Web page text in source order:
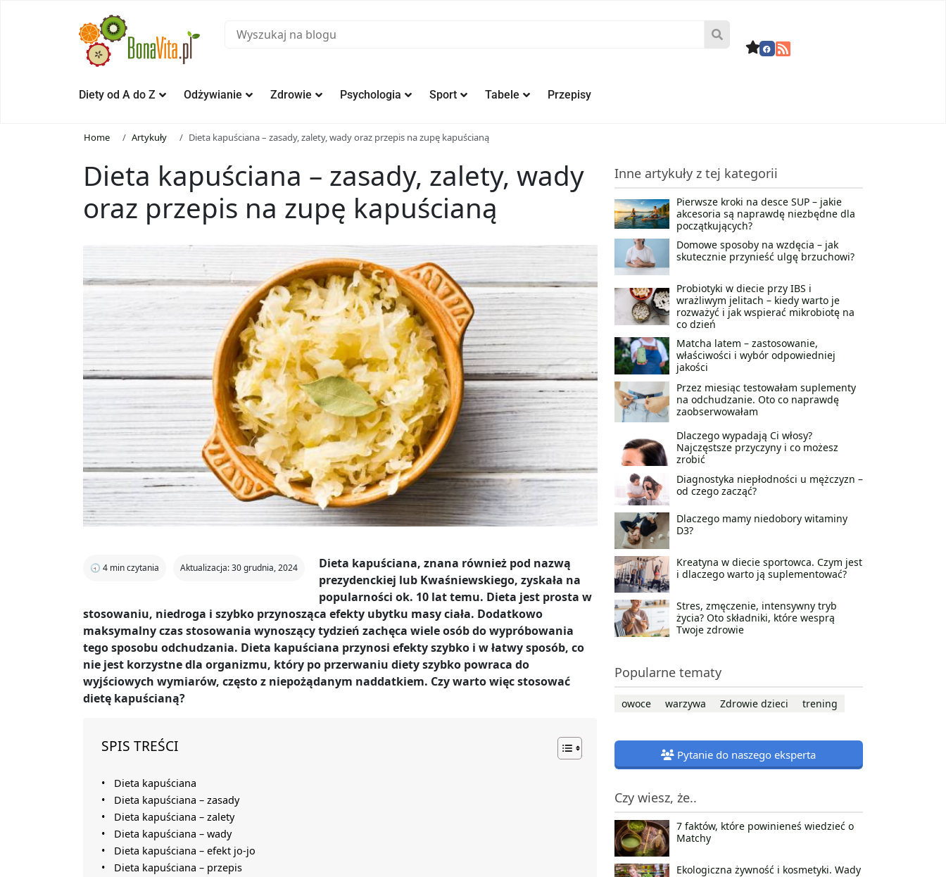
Diety od A do Z Odżywianie Zdrowie Psychologia Sport Tabele Przepisy
Home Artykuły Dieta kapuściana – zasady, zalety, wady oraz przepis na zupę kapuścianą
Dieta kapuściana – zasady, zalety, wady
oraz przepis na zupę kapuścianą
🕣 4 min czytania Aktualizacja: 30 grudnia, 2024
Dieta kapuściana, znana również pod nazwą
prezydenckiej lub Kwaśniewskiego, zyskała na
popularności ok. 10 lat temu. Dieta jest prosta w
stosowaniu, niedroga i szybko przynosząca efekty ubytku masy ciała. Dodatkowo
maksymalny czas stosowania wynoszący tydzień zachęca wiele osób do wypróbowania
tego sposobu odchudzania. Dieta kapuściana przynosi efekty szybko i w łatwy sposób, co
nie jest korzystne dla organizmu, który po przerwaniu diety szybko powraca do
wyjściowych wymiarów, często z niepożądanym naddatkiem. Czy warto więc stosować
dietę kapuścianą?
SPIS TREŚCI
Dieta kapuściana
Dieta kapuściana – zasady
Dieta kapuściana – zalety
Dieta kapuściana – wady
Dieta kapuściana – efekt jo-jo
Dieta kapuściana – przepis
Inne artykuły z tej kategorii
Pierwsze kroki na desce SUP – jakie
akcesoria są naprawdę niezbędne dla
początkujących?
Domowe sposoby na wzdęcia – jak
skutecznie przynieść ulgę brzuchowi?
Probiotyki w diecie przy IBS i
wrażliwym jelitach – kiedy warto je
rozważyć i jak wspierać mikrobiotę na
co dzień
Matcha latem – zastosowanie,
właściwości i wybór odpowiedniej
jakości
Przez miesiąc testowałam suplementy
na odchudzanie. Oto co naprawdę
zaobserwowałam
Dlaczego wypadają Ci włosy?
Najczęstsze przyczyny i co możesz
zrobić
Diagnostyka niepłodności u mężczyzn –
od czego zacząć?
Dlaczego mamy niedobory witaminy
D3?
Kreatyna w diecie sportowca. Czym jest
i dlaczego warto ją suplementować?
Stres, zmęczenie, intensywny tryb
życia? Oto składniki, które wesprą
Twoje zdrowie
Popularne tematy
owoce warzywa Zdrowie dzieci trening
Pytanie do naszego eksperta
Czy wiesz, że..
7 faktów, które powinieneś wiedzieć o
Matchy
Ekologiczna żywność i kosmetyki. Wady